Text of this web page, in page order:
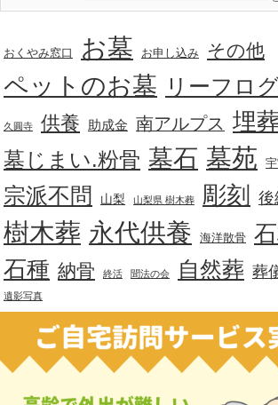
おくやみ窓口 お墓 お申し込み その他
ペットのお墓 リーフロ
久圓寺 供養 助成金 南アルプス 埋
墓じまい.粉骨 墓石 墓苑
宗派不問 山梨 山梨県 樹木葬 彫刻 後
樹木葬 永代供養 海洋散骨
石種 納骨 終活 聞法の会 自然葬 葬
遺影写真